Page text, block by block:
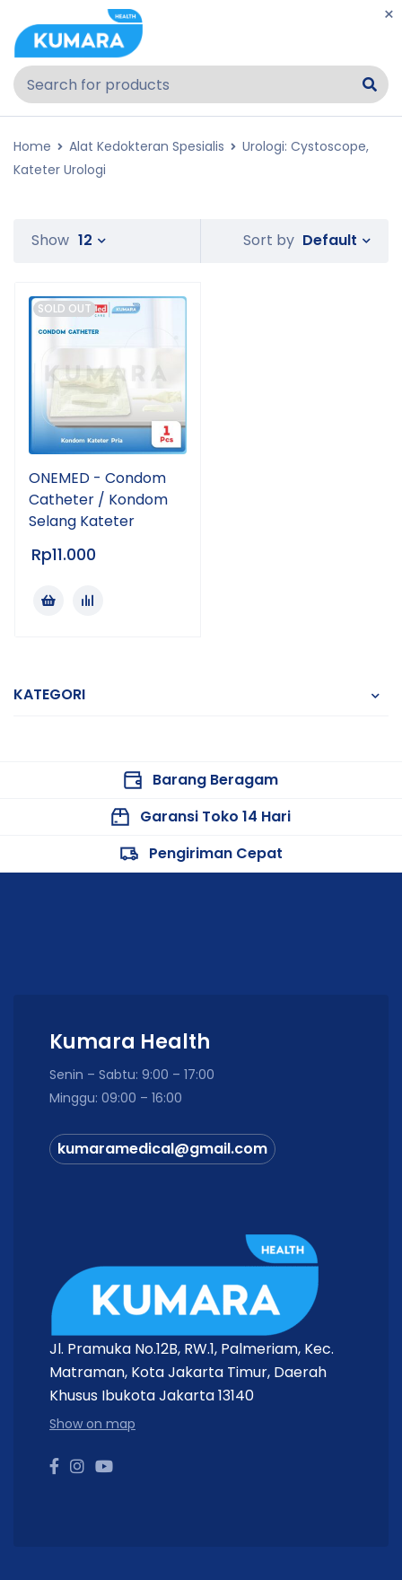
Home Alat Kedokteran Spesialis
Urologi: Cystoscope,
Kateter Urologi
KATEGORI
Sort by Default
Show 12
SOLD OUT
ONEMED - Condom
Catheter / Kondom
Selang Kateter
Rp11.000
Barang Beragam
Garansi Toko 14 Hari
Pengiriman Cepat
Kumara Health
Senin – Sabtu: 9:00 – 17:00
Minggu: 09:00 – 16:00
kumaramedical@gmail.com
Jl. Pramuka No.12B, RW.1, Palmeriam, Kec.
Matraman, Kota Jakarta Timur, Daerah
Khusus Ibukota Jakarta 13140
Show on map